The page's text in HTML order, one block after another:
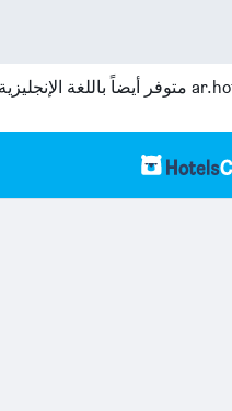
متوفر أيضاً باللغة